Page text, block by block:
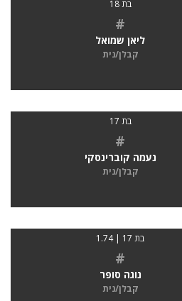
בת 18
#
ליאן שמואל
קבלן/נית
בת 17
#
נעמה קוברינסקי
קבלן/נית
בת 17 | 1.74
#
נוגה סופר
קבלן/נית